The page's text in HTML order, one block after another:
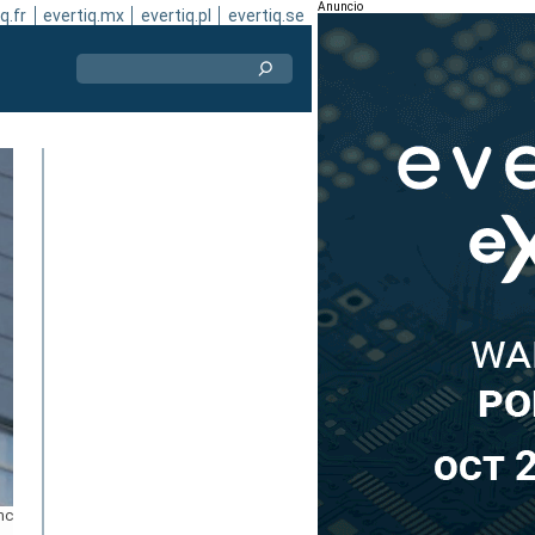
evertiq.mx evertiq.pl evertiq.se Anuncio